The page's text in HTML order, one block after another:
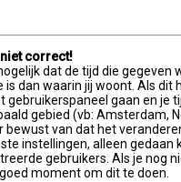
correct!
dat de tijd die gegeven
is dan waarin jij woont. Als dit
gebruikerspaneel gaan en je
gebied (vb: Amsterdam,
bewust van dat het
instellingen, alleen gedaan
gebruikers. Als je nog
moment om dit te doen.